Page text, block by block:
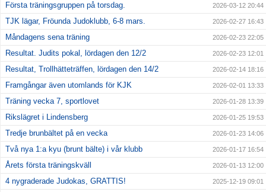
Första träningsgruppen på torsdag. 2026-03-12 20:44
TJK lägar, Fröunda Judoklubb, 6-8 mars. 2026-02-27 16:43
Måndagens sena träning 2026-02-23 22:05
Resultat. Judits pokal, lördagen den 12/2 2026-02-23 12:01
Resultat, Trollhätteträffen, lördagen den 14/2 2026-02-14 18:16
Framgångar även utomlands för KJK 2026-02-01 13:33
Träning vecka 7, sportlovet 2026-01-28 13:39
Rikslägret i Lindensberg 2026-01-25 19:53
Tredje brunbältet på en vecka 2026-01-23 14:06
Två nya 1:a kyu (brunt bälte) i vår klubb 2026-01-17 16:54
Årets första träningskväll 2026-01-13 12:00
4 nygraderade Judokas, GRATTIS! 2025-12-19 09:01